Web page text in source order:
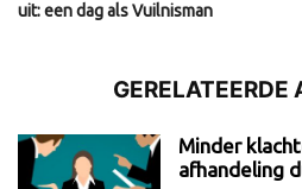
uit: een dag als Vuilnisman
GERELATEERDE
Minder
afhandeling